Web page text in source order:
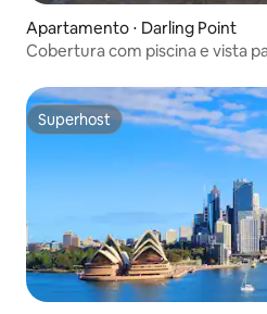
Apartamento ⋅ Darling Point
Cobertura com piscina e vista
Superhost
Superhost